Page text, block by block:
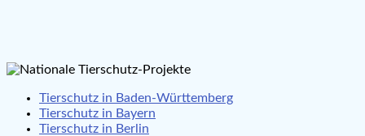
Tierschutz in Baden-Württemberg
Tierschutz in Bayern
Tierschutz in Berlin